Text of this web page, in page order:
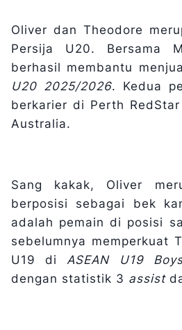
Oliver dan Theodore
Persija U20. Bersama
berhasil membantu
U20 2025/2026. Kedua
berkarier di Perth
Australia.
Sang kakak, Oliver
berposisi sebagai bek
adalah pemain di posisi
sebelumnya memperkuat
U19 diASEAN U19
dengan statistik 3 assist